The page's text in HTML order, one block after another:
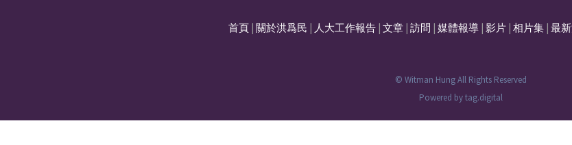
首頁 關於洪爲民 人大工作報告 文章 訪問 媒體報導 影片 相片集 最
© Witman Hung All Rights Reserved
Powered bytag.digital